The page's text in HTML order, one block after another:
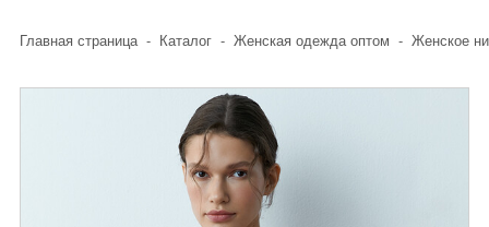
Главная страница - Каталог - Женская одежда оптом - Женское